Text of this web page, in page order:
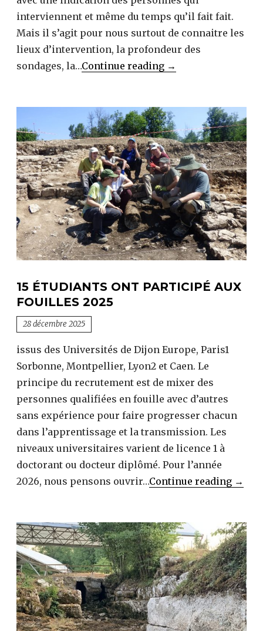
interviennent et même du temps qu’il fait fait.
Mais il s’agit pour nous surtout de connaitre les
lieux d’intervention, la profondeur des
sondages, la…Continue reading 16
de
transcription
des
textes
→
15 ÉTUDIANTS ONT PARTICIPÉ AUX
FOUILLES 2025
28 décembre 2025
issus des Universités de Dijon Europe, Paris1
Sorbonne, Montpellier, Lyon2 et Caen. Le
principe du recrutement est de mixer des
personnes qualifiées en fouille avec d’autres
sans expérience pour faire progresser chacun
dans l’apprentissage et la transmission. Les
niveaux universitaires varient de licence 1 à
doctorant ou docteur diplômé. Pour l’année
2026, nous pensons ouvrir…Continue reading 15
aux
2025
→